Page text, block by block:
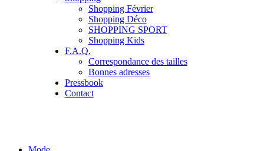
Shopping Février
Shopping Déco
SHOPPING SPORT
Shopping Kids
F.A.Q.
Correspondance des tailles
Bonnes adresses
Pressbook
Contact